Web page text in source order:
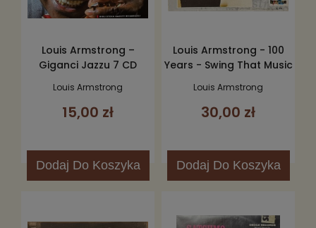
Louis Armstrong –
Giganci Jazzu 7 CD
Louis Armstrong
15,00 zł
Dodaj Do Koszyka
Louis Armstrong - 100
Years - Swing That Music
Louis Armstrong
30,00 zł
Dodaj Do Koszyka